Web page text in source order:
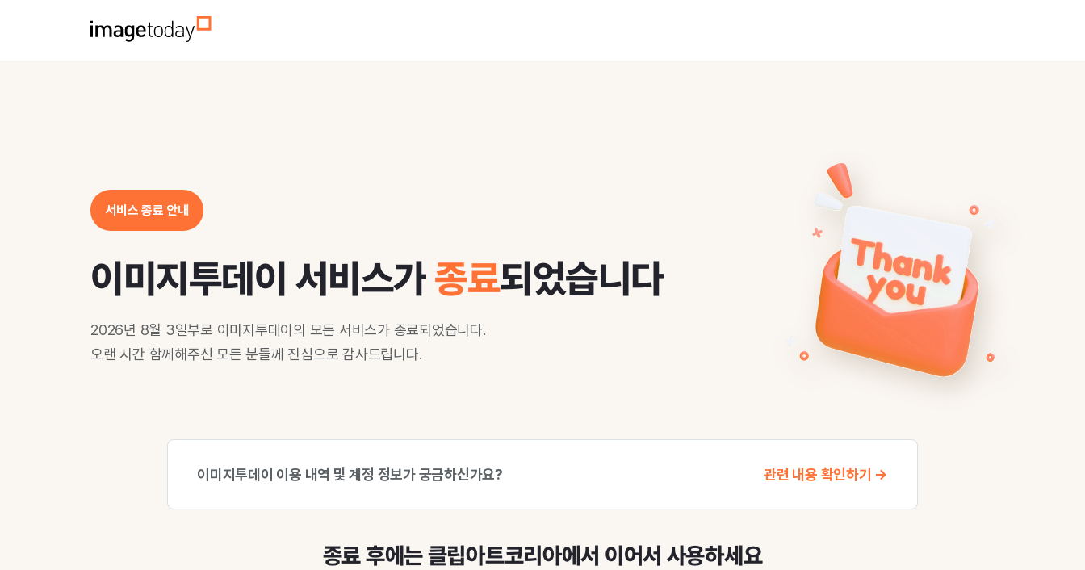
서비스 종료 안내
이미지투데이 서비스가종료되었습니다
2026년 8월 3일부로 이미지투데이의 모든 서비스가 종료되었습니다.
오랜 시간 함께해주신 모든 분들께 진심으로 감사드립니다.
이미지투데이 이용 내역 및 계정 정보가 궁금하신가요? 관련 내용 확인하기 →
종료 후에는 클립아트코리아에서 이어서 사용하세요